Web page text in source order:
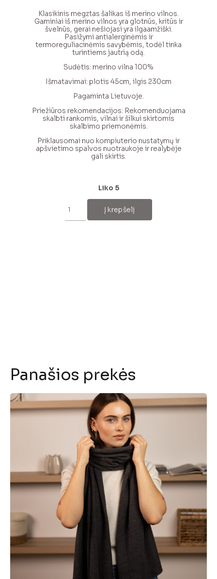
Klasikinis megztas šalikas iš merino vilnos.
Gaminiai iš merino vilnos yra glotnūs, kritūs ir
švelnūs, gerai nešiojasi yra ilgaamžiški.
Pasižymi antialerginėmis ir
termoreguliacinėmis savybėmis, todėl tinka
turintiems jautrią odą.
Sudėtis: merino vilna 100%
Išmatavimai: plotis 45cm, ilgis 230cm
Pagaminta Lietuvoje.
Priežiūros rekomendacijos: Rekomenduojama
skalbti rankomis, vilnai ir šilkui skirtomis
skalbimo priemonėmis.
Priklausomai nuo kompiuterio nustatymų ir
apšvietimo spalvos nuotraukoje ir realybėje
gali skirtis.
Liko 5
produkto
kiekis:
Į krepšelį
Panašios prekės